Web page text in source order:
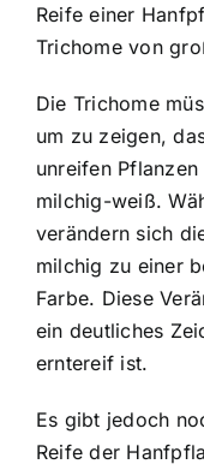
Reife einer
Trichome von
Die Trichome
um zu zeigen,
unreifen
milchig-weiß.
verändern sich
milchig zu einer
Farbe. Diese
ein deutliches
erntereif ist.
Es gibt jedoch
Reife der